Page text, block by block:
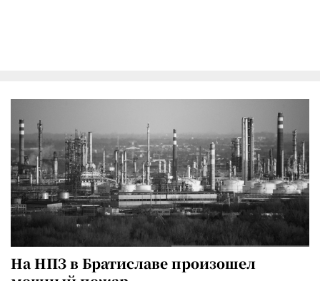
На НПЗ в Братиславе произошел